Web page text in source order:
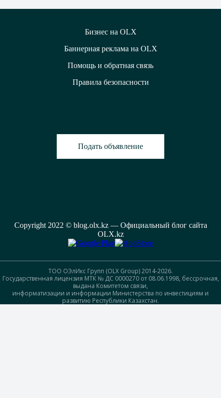
Подать объявление
Бизнес на OLX
Баннерная реклама на OLX
Помощь и обратная связь
Правила безопасности
Copyright 2022 © blog.olx.kz — Официальный блог сайта
OLX.kz
ТОО ОЭлИкс Групп (OLX Group) 2014-2026.
Государственная лицензия МТК № ДС 0000270 от 08.06.1998, бессрочная,
выдана Комитетом связи,
информатизации и информации Министерства по инвестициям и
развитию Республики Казахстан.